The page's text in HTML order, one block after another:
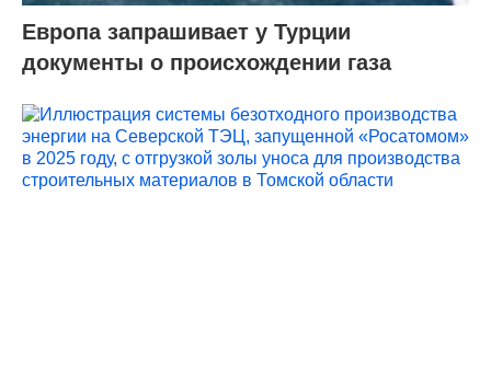
Европа запрашивает у Турции
документы о происхождении газа